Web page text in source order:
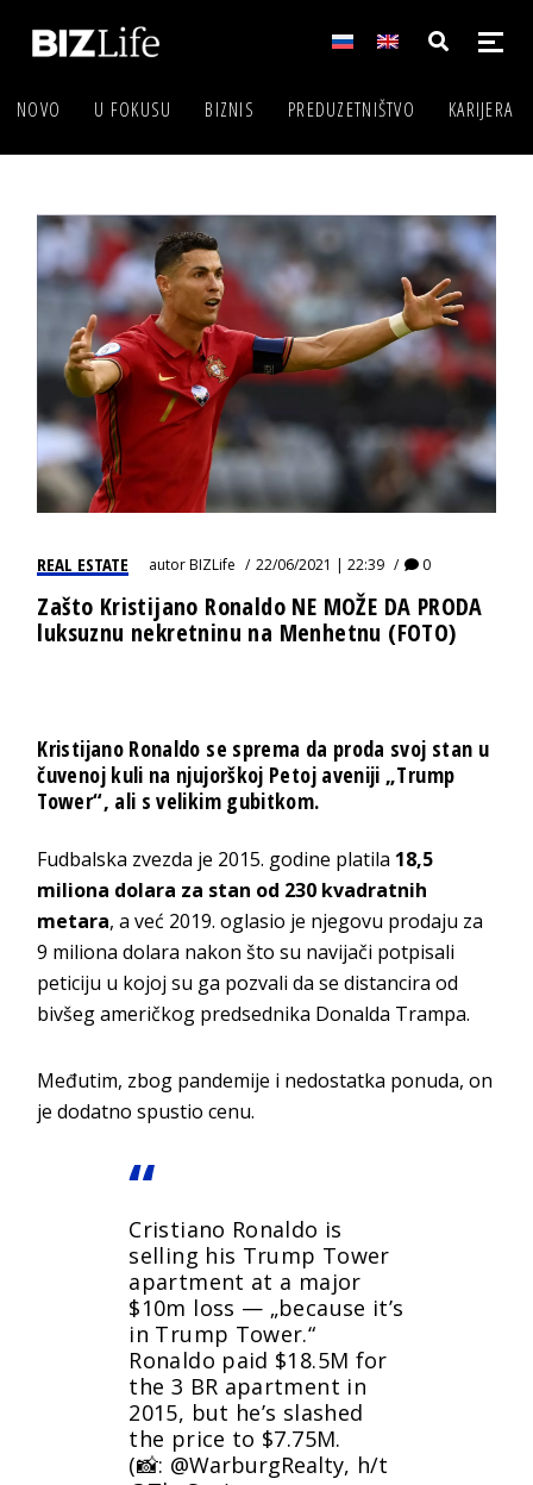
NOVO U FOKUSU BIZNIS PREDUZETNIŠTVO KARIJERA
REAL ESTATE autorBIZLife 22/06/2021 | 22:39 0
Zašto Kristijano Ronaldo NE MOŽE DA PRODA
luksuznu nekretninu na Menhetnu (FOTO)
Kristijano Ronaldo se sprema da proda svoj stan u
čuvenoj kuli na njujorškoj Petoj aveniji „Trump
Tower“, ali s velikim gubitkom.
Fudbalska zvezda je 2015. godine platila 18,5
miliona dolara za stan od 230 kvadratnih
metara, a već 2019. oglasio je njegovu prodaju za
9 miliona dolara nakon što su navijači potpisali
peticiju u kojoj su ga pozvali da se distancira od
bivšeg američkog predsednika Donalda Trampa.
Međutim, zbog pandemije i nedostatka ponuda, on
je dodatno spustio cenu.
Cristiano Ronaldo is
selling his Trump Tower
apartment at a major
$10m loss — „because it’s
in Trump Tower.“
Ronaldo paid $18.5M for
the 3 BR apartment in
2015, but he’s slashed
the price to $7.75M.
(📸: @WarburgRealty, h/t